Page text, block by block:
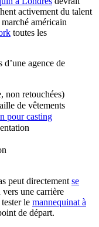
activement du talent
américain
toutes les
agence de
non retouchées)
de vêtements
pour casting
peut directementse
une carrière
le mannequinat à
de départ.